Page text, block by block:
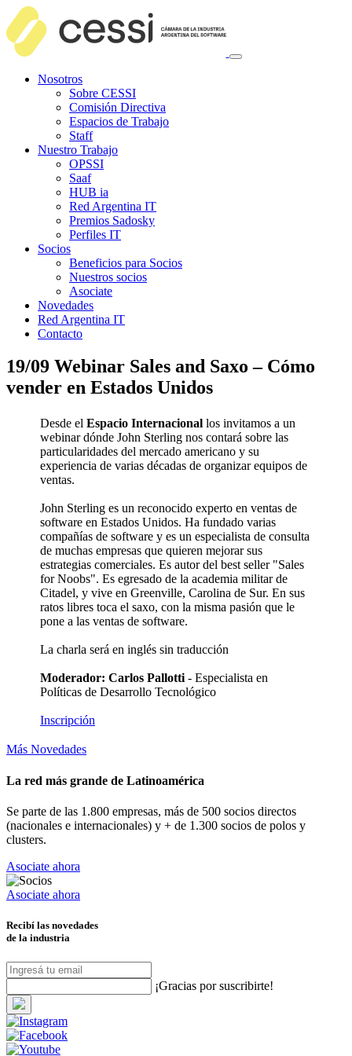
Nosotros
Sobre CESSI
Comisión Directiva
Espacios de Trabajo
Staff
Nuestro Trabajo
OPSSI
Saaf
HUB ia
Red Argentina IT
Premios Sadosky
Perfiles IT
Socios
Beneficios para Socios
Nuestros socios
Asociate
Novedades
Red Argentina IT
Contacto
19/09 Webinar Sales and Saxo – Cómo
vender en Estados Unidos
Desde el Espacio Internacional los invitamos a un
webinar dónde John Sterling nos contará sobre las
particularidades del mercado americano y su
experiencia de varias décadas de organizar equipos de
ventas.
John Sterling es un reconocido experto en ventas de
software en Estados Unidos. Ha fundado varias
compañías de software y es un especialista de consulta
de muchas empresas que quieren mejorar sus
estrategias comerciales. Es autor del best seller "Sales
for Noobs". Es egresado de la academia militar de
Citadel, y vive en Greenville, Carolina de Sur. En sus
ratos libres toca el saxo, con la misma pasión que le
pone a las ventas de software.
La charla será en inglés sin traducción
Moderador: Carlos Pallotti - Especialista en
Políticas de Desarrollo Tecnológico
Inscripción
Más Novedades
La red más grande de Latinoamérica
Se parte de las 1.800 empresas, más de 500 socios directos
(nacionales e internacionales) y + de 1.300 socios de polos y
clusters.
Asociate ahora
Asociate ahora
Recibí las novedades
de la industria
¡Gracias por suscribirte!